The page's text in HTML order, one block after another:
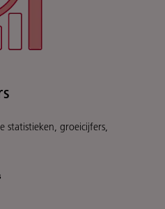
statistieken, groeicijfers,